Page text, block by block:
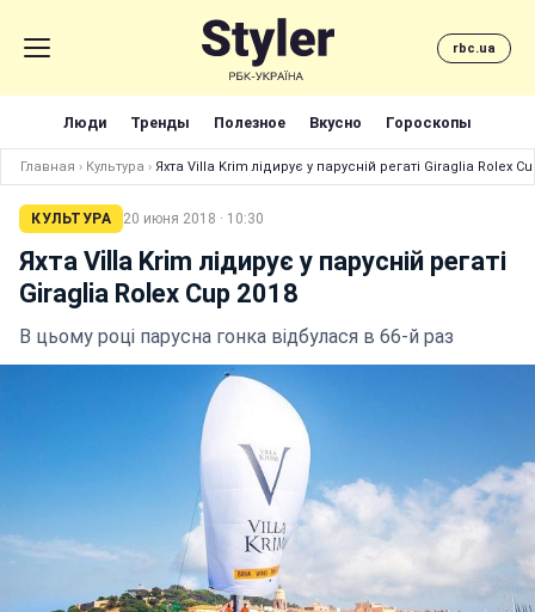
rbc.ua
Люди Тренды Полезное Вкусно Гороскопы
Главная › Культура › Яхта Villa Krim лідирує у парусній регаті Giraglia Rolex
КУЛЬТУРА 20 июня 2018 · 10:30
Яхта Villa Krim лідирує у парусній регаті
Giraglia Rolex Cup 2018
В цьому році парусна гонка відбулася в 66-й раз